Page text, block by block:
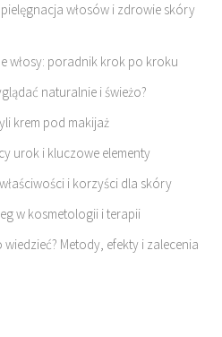
włosów i zdrowie skóry
włosy: poradnik krok po kroku
naturalnie i świeżo?
krem pod makijaż
urok i kluczowe elementy
i korzyści dla skóry
w kosmetologii i terapii
Metody, efekty i zalecenia